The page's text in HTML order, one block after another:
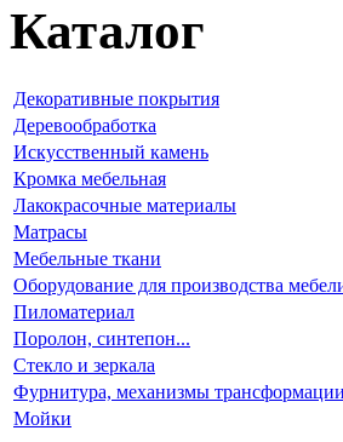
Каталог
Декоративные покрытия
Деревообработка
Искусственный камень
Кромка мебельная
Лакокрасочные материалы
Матрасы
Мебельные ткани
Оборудование для производства
Пиломатериал
Поролон, синтепон...
Стекло и зеркала
Фурнитура, механизмы
Мойки